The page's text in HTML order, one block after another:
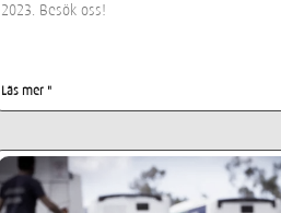
2023. Besök oss!
Läs mer "